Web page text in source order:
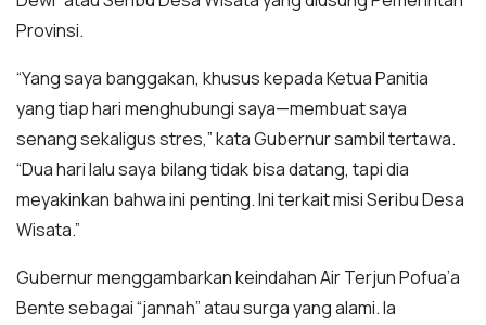
Provinsi.
“Yang saya banggakan, khusus kepada Ketua Panitia
yang tiap hari menghubungi saya—membuat saya
senang sekaligus stres,” kata Gubernur sambil tertawa.
“Dua hari lalu saya bilang tidak bisa datang, tapi dia
meyakinkan bahwa ini penting. Ini terkait misi Seribu Desa
Wisata.”
Gubernur menggambarkan keindahan Air Terjun Pofua’a
Bente sebagai “jannah” atau surga yang alami. Ia